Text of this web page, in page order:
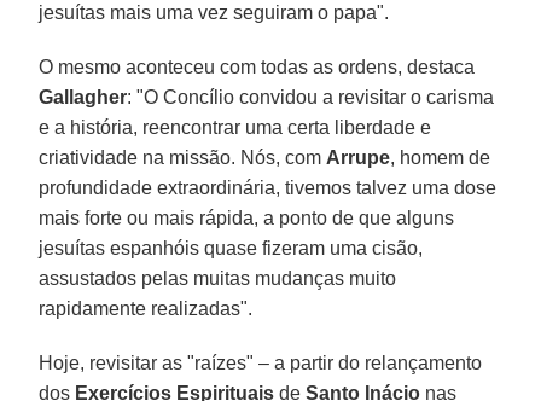
jesuítas mais uma vez seguiram o papa".
O mesmo aconteceu com todas as ordens, destaca
Gallagher: "O Concílio convidou a revisitar o carisma
e a história, reencontrar uma certa liberdade e
criatividade na missão. Nós, com Arrupe, homem de
profundidade extraordinária, tivemos talvez uma dose
mais forte ou mais rápida, a ponto de que alguns
jesuítas espanhóis quase fizeram uma cisão,
assustados pelas muitas mudanças muito
rapidamente realizadas".
Hoje, revisitar as "raízes" – a partir do relançamento
dos Exercícios Espirituais deSanto Inácio nas